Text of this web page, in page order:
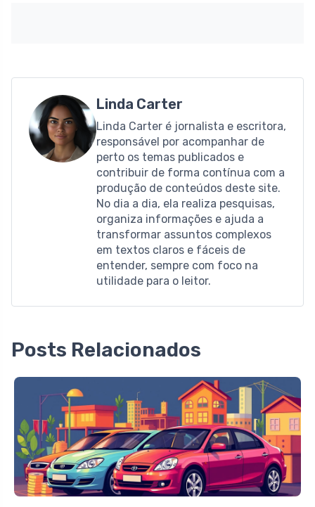
Linda Carter
Linda Carter é jornalista e escritora,
responsável por acompanhar de
perto os temas publicados e
contribuir de forma contínua com a
produção de conteúdos deste site.
No dia a dia, ela realiza pesquisas,
organiza informações e ajuda a
transformar assuntos complexos
em textos claros e fáceis de
entender, sempre com foco na
utilidade para o leitor.
Posts Relacionados